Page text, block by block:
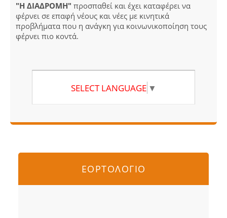
"Η ΔΙΑΔΡΟΜΗ" προσπαθεί και έχει καταφέρει να
φέρνει σε επαφή νέους και νέες με κινητικά
προβλήματα που η ανάγκη για κοινωνικοποίηση τους
φέρνει πιο κοντά.
SELECT LANGUAGE ▼
ΕΟΡΤΟΛΟΓΙΟ